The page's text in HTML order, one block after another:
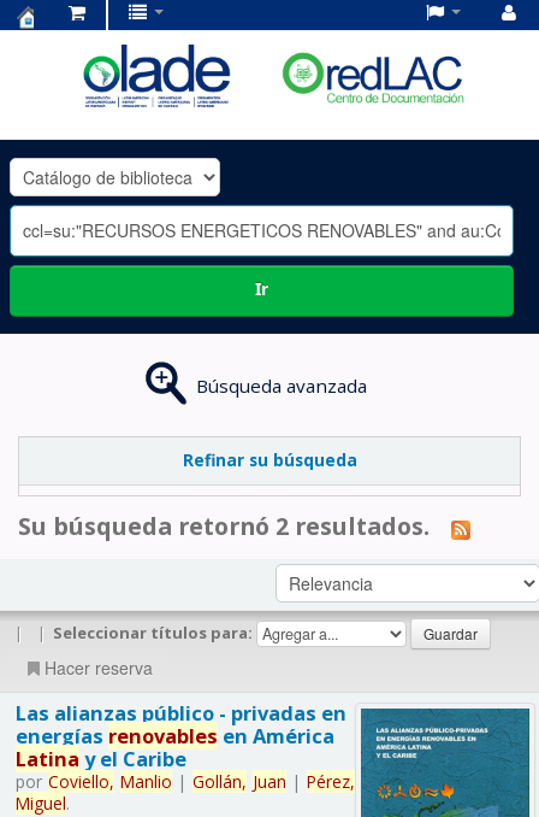
OLADE
-
Ir
Búsqueda avanzada
Refinar su búsqueda
Su búsqueda retornó 2 resultados.
| | Seleccionar títulos para:
Hacer reserva
Las alianzas público - privadas en
energías renovables en América
Latina y el Caribe
por Coviello, Manlio | Gollán, Juan | Pérez,
Miguel.